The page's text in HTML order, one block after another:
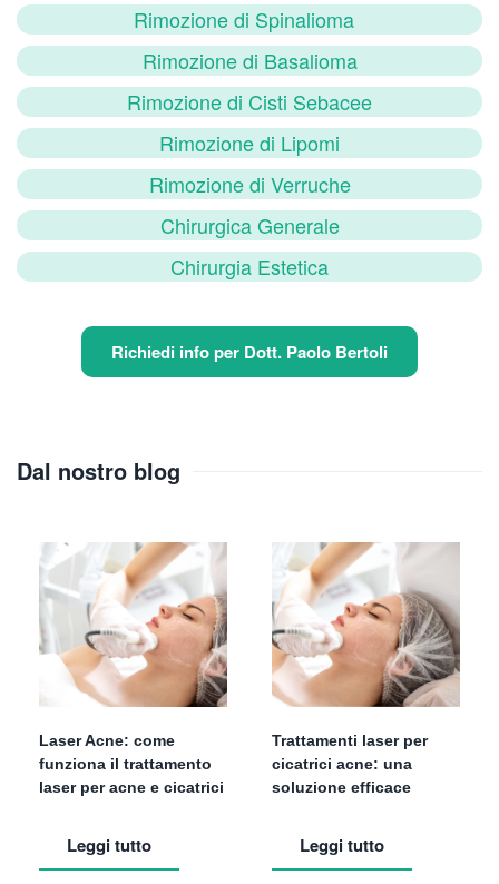
Rimozione di Spinalioma
Rimozione di Basalioma
Rimozione di Cisti Sebacee
Rimozione di Lipomi
Rimozione di Verruche
Chirurgica Generale
Chirurgia Estetica
Richiedi info per Dott. Paolo Bertoli
Dal nostro blog
Laser Acne: come
funziona il trattamento
laser per acne e cicatrici
Leggi tutto
Trattamenti laser per
cicatrici acne: una
soluzione efficace
Leggi tutto